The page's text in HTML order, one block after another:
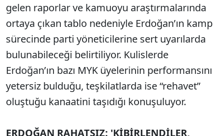
gelen raporlar ve kamuoyu araştırmalarında
ortaya çıkan tablo nedeniyle Erdoğan’ın kamp
sürecinde parti yöneticilerine sert uyarılarda
bulunabileceği belirtiliyor. Kulislerde
Erdoğan’ın bazı MYK üyelerinin performansını
yetersiz bulduğu, teşkilatlarda ise “rehavet”
oluştuğu kanaatini taşıdığı konuşuluyor.
ERDOĞAN RAHATSIZ: 'KİBİRLENDİLER,